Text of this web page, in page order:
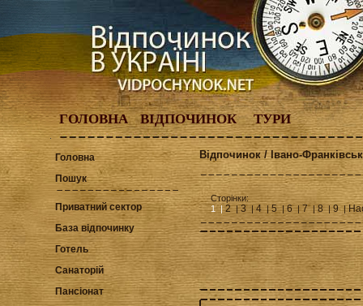
ГОЛОВНА ВІДПОЧИНОК ТУРИ
Головна
Пошук
Приватний сектор
База відпочинку
Готель
Санаторій
Пансіонат
Відпочинок / Івано-
Сторінки:
1 | 2|3| 4|5|6| 7|8| 9|